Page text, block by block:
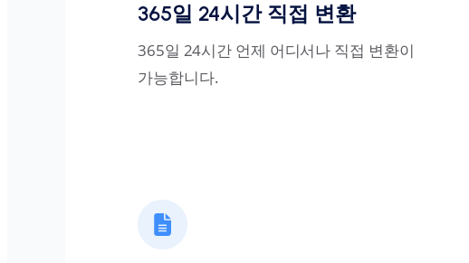
365일 24시간 직접 변환
365일 24시간 언제 어디서나 직접 변환이
가능합니다.